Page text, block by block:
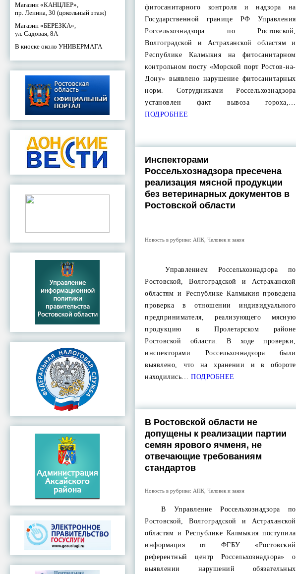
Магазин «КАНЦЛЕР»,
пр. Ленина, 30 (цокольный этаж)
Магазин «БЕРЕЗКА»,
ул. Садовая, 8А
В киоске около УНИВЕРМАГА
фитосанитарного контроля и надзора на
Государственной границе РФ Управления
Россельхознадзора по Ростовской,
Волгоградской и Астраханской областям и
Республике Калмыкия на фитосанитарном
контрольном посту «Морской порт Ростов-на-
Дону» выявлено нарушение фитосанитарных
норм. Сотрудниками Россельхознадзора
установлен факт вывоза гороха,…
ПОДРОБНЕЕ
Инспекторами
Россельхознадзора пресечена
реализация мясной продукции
без ветеринарных документов в
Ростовской области
Новость в рубрике: АПК ,Человек и закон
Управлением Россельхознадзора по
Ростовской, Волгоградской и Астраханской
областям и Республике Калмыкия проведена
проверка в отношении индивидуального
предпринимателя, реализующего мясную
продукцию в Пролетарском районе
Ростовской области. В ходе проверки,
инспекторами Россельхознадзора были
выявлено, что на хранении и в обороте
находились… ПОДРОБНЕЕ
В Ростовской области не
допущены к реализации партии
семян ярового ячменя, не
отвечающие требованиям
стандартов
Новость в рубрике: АПК ,Человек и закон
В Управление Россельхознадзора по
Ростовской, Волгоградской и Астраханской
областям и Республике Калмыкия поступила
информация от ФГБУ «Ростовский
референтный центр Россельхознадзора» о
выявлении нарушений обязательных